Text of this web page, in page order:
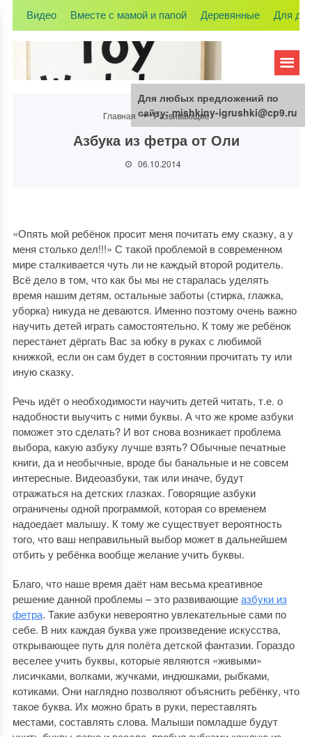
Видео Вместе с мамой и папой Деревянные Для
Главная Развивающие
Азбука из фетра от Оли
06.10.2014
«Опять мой ребёнок просит меня почитать ему сказку, а у
меня столько дел!!!» С такой проблемой в современном
мире сталкивается чуть ли не каждый второй родитель.
Всё дело в том, что как бы мы не старалась уделять
время нашим детям, остальные заботы (стирка, глажка,
уборка) никуда не деваются. Именно поэтому очень важно
научить детей играть самостоятельно. К тому же ребёнок
перестанет дёргать Вас за юбку в руках с любимой
книжкой, если он сам будет в состоянии прочитать ту или
иную сказку.
Речь идёт о необходимости научить детей читать, т.е. о
надобности выучить с ними буквы. А что же кроме азбуки
поможет это сделать? И вот снова возникает проблема
выбора, какую азбуку лучше взять? Обычные печатные
книги, да и необычные, вроде бы банальные и не совсем
интересные. Видеоазбуки, так или иначе, будут
отражаться на детских глазках. Говорящие азбуки
ограничены одной программой, которая со временем
надоедает малышу. К тому же существует вероятность
того, что ваш неправильный выбор может в дальнейшем
отбить у ребёнка вообще желание учить буквы.
Благо, что наше время даёт нам весьма креативное
решение данной проблемы – это развивающиеазбуки из
фетра. Такие азбуки невероятно увлекательные сами по
себе. В них каждая буква уже произведение искусства,
открывающее путь для полёта детской фантазии. Гораздо
веселее учить буквы, которые являются «живыми»
лисичками, волками, жучками, индюшками, рыбками,
котиками. Они наглядно позволяют объяснить ребёнку, что
такое буква. Их можно брать в руки, переставлять
местами, составлять слова. Малыши помладше будут
Для любых предложений по
сайту: mishkiny-igrushki@cp9.ru